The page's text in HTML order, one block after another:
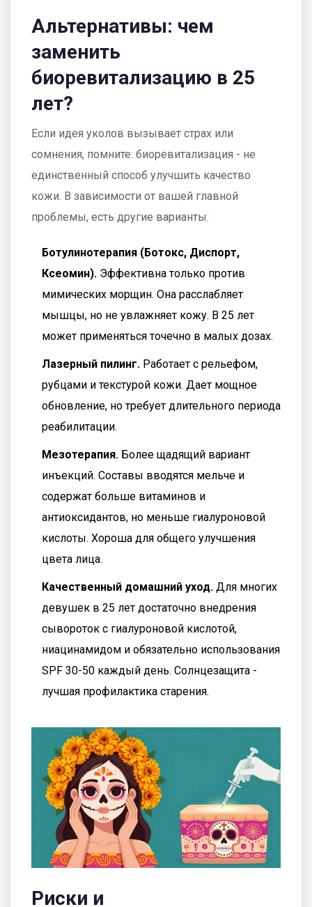
Альтернативы: чем
заменить
биоревитализацию в 25
лет?
Если идея уколов вызывает страх или
сомнения, помните: биоревитализация - не
единственный способ улучшить качество
кожи. В зависимости от вашей главной
проблемы, есть другие варианты:
Ботулинотерапия (Ботокс, Диспорт,
Ксеомин). Эффективна только против
мимических морщин. Она расслабляет
мышцы, но не увлажняет кожу. В 25 лет
может применяться точечно в малых дозах.
Лазерный пилинг. Работает с рельефом,
рубцами и текстурой кожи. Дает мощное
обновление, но требует длительного периода
реабилитации.
Мезотерапия. Более щадящий вариант
инъекций. Составы вводятся мельче и
содержат больше витаминов и
антиоксидантов, но меньше гиалуроновой
кислоты. Хороша для общего улучшения
цвета лица.
Качественный домашний уход. Для многих
девушек в 25 лет достаточно внедрения
сывороток с гиалуроновой кислотой,
ниацинамидом и обязательно использования
SPF 30-50 каждый день. Солнцезащита -
лучшая профилактика старения.
Риски и